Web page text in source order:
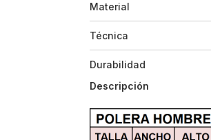
Material
Técnica
Durabilidad
Descripción